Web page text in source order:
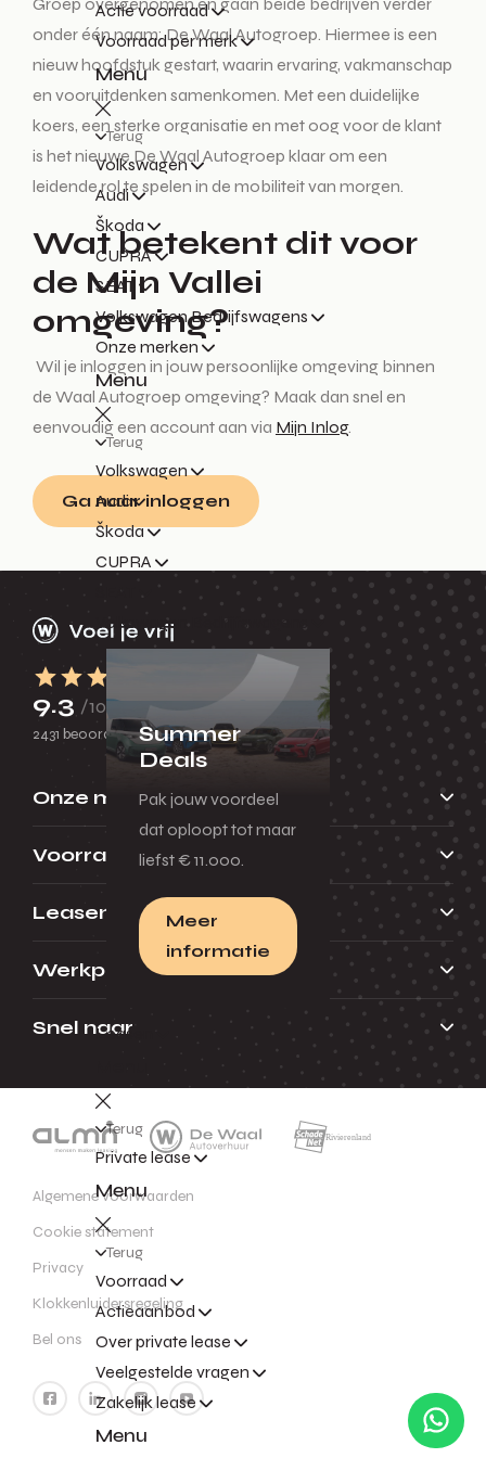
Actie voorraad
Voorraad per merk
Menu
Terug
Volkswagen
Audi
Škoda
CUPRA
SEAT
Volkswagen Bedrijfswagens
Onze merken
Menu
Terug
Volkswagen
Audi
Škoda
CUPRA
Volkswagen Bedrijfswagens
Summer
Deals
Pak jouw voordeel
dat oploopt tot maar
liefst € 11.000.
Meer
informatie
Leasen
Terug
Private lease
Menu
Terug
Voorraad
Actieaanbod
Over private lease
Veelgestelde vragen
Zakelijk lease
Menu
onder één naam: De Waal Autogroep. Hiermee is een
nieuw hoofdstuk gestart, waarin ervaring, vakmanschap
en vooruitdenken samenkomen. Met een duidelijke
koers, een sterke organisatie en met oog voor de klant
is het nieuwe De Waal Autogroep klaar om een
leidende rol te spelen in de mobiliteit van morgen.
Wat betekent dit voor
de Mijn Vallei
omgeving?
Wil je inloggen in jouw persoonlijke omgeving binnen
de Waal Autogroep omgeving? Maak dan snel en
eenvoudig een account aan via Mijn Inlog.
Ga naar inloggen
9.3 /10
2431 beoordelingen
Onze merken
Voorraad
Leasen
Werkplaats
Snel naar
Algemene voorwaarden
Cookie statement
Privacy
Klokkenluidersregeling
Bel ons